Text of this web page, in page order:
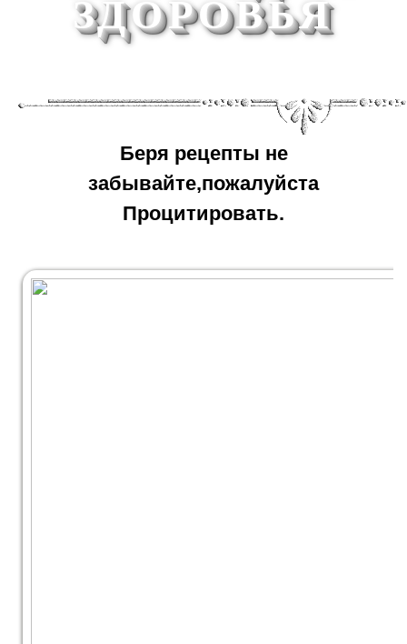
ЗДОРОВЬЯ
Беря рецепты не
забывайте,пожалуйста
Процитировать.